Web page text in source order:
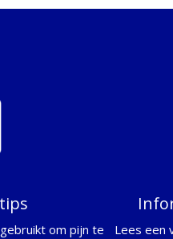
om pijn te
Lees een